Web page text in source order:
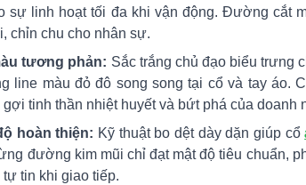
sự linh hoạt tối đa khi vận động. Đường cắt
chỉn chu cho nhân sự.
tương phản: Sắc trắng chủ đạo biểu trưng
line màu đỏ đô song song tại cổ và tay áo.
tinh thần nhiệt huyết và bứt phá của doanh
hoàn thiện: Kỹ thuật bo dệt dày dặn giúp cổ
đường kim mũi chỉ đạt mật độ tiêu chuẩn,
tin khi giao tiếp.